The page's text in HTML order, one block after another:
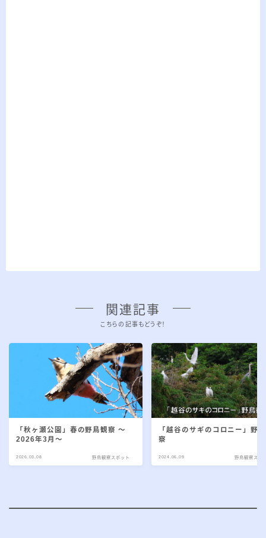
関連記事
こちらの記事もどうぞ！
「秋ヶ瀬公園」春の野鳥観察 ～
2026年3月～
2026.03.08 野鳥観察スポット
「越谷のサギのコロニー」野
察
2024.06.09 野鳥観察スポ